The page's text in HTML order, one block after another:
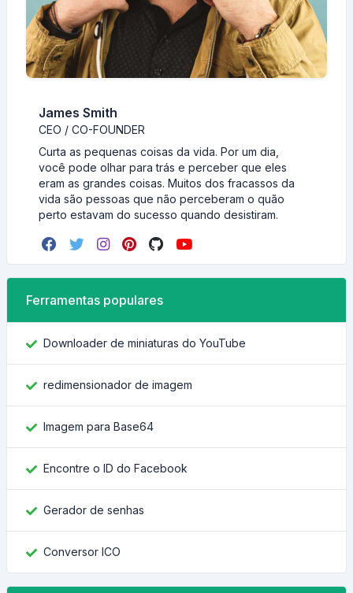
James Smith
CEO / CO-FOUNDER
Curta as pequenas coisas da vida. Por um dia,
você pode olhar para trás e perceber que eles
eram as grandes coisas. Muitos dos fracassos da
vida são pessoas que não perceberam o quão
perto estavam do sucesso quando desistiram.
Ferramentas populares
Downloader de miniaturas do YouTube
redimensionador de imagem
Imagem para Base64
Encontre o ID do Facebook
Gerador de senhas
Conversor ICO